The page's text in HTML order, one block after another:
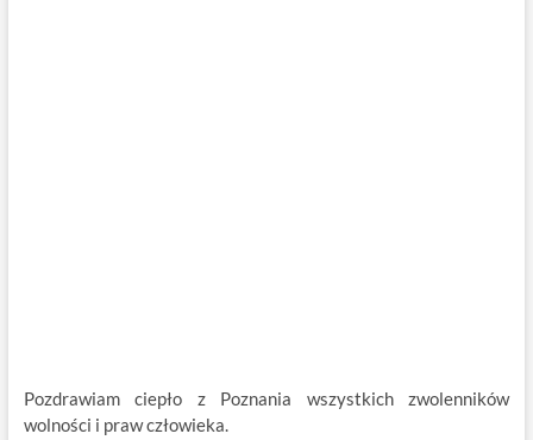
Pozdrawiam ciepło z Poznania wszystkich zwolenników
wolności i praw człowieka.